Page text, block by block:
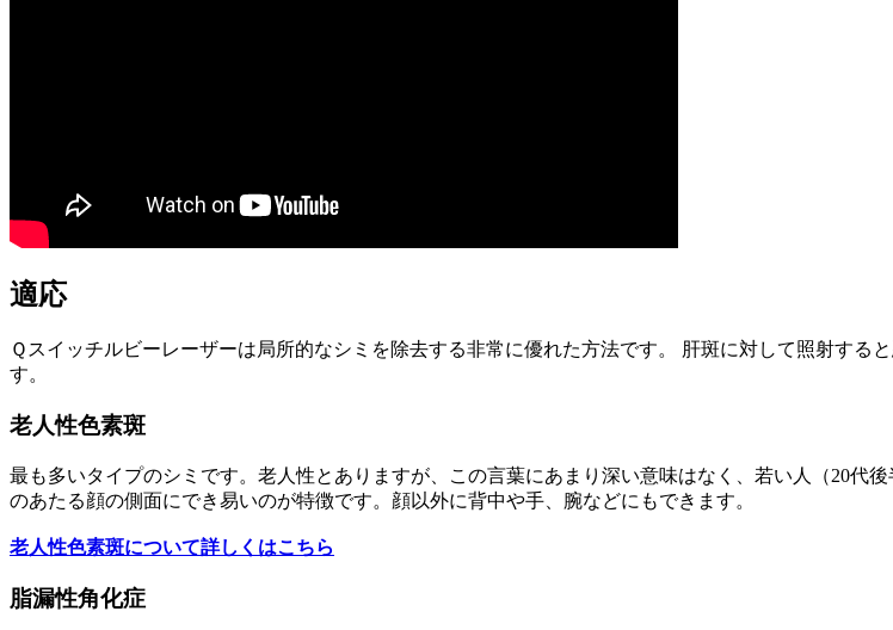
適応
Ｑスイッチルビーレーザーは局所的なシミを除去する非常に優れた方法です。 肝斑に対して照射する
す。
老人性色素斑
最も多いタイプのシミです。老人性とありますが、この言葉にあまり深い意味はなく、若い人（20代
のあたる顔の側面にでき易いのが特徴です。顔以外に背中や手、腕などにもできます。
老人性色素斑について詳しくはこちら
脂漏性角化症